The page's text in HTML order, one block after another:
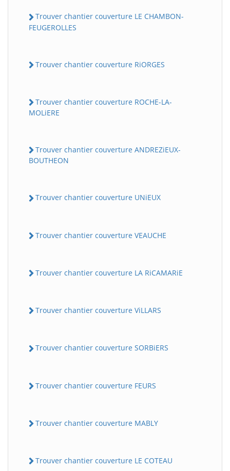
Trouver chantier couverture LE CHAMBON-
FEUGEROLLES
Trouver chantier couverture RiORGES
Trouver chantier couverture ROCHE-LA-
MOLiERE
Trouver chantier couverture ANDREZiEUX-
BOUTHEON
Trouver chantier couverture UNiEUX
Trouver chantier couverture VEAUCHE
Trouver chantier couverture LA RiCAMARiE
Trouver chantier couverture ViLLARS
Trouver chantier couverture SORBiERS
Trouver chantier couverture FEURS
Trouver chantier couverture MABLY
Trouver chantier couverture LE COTEAU